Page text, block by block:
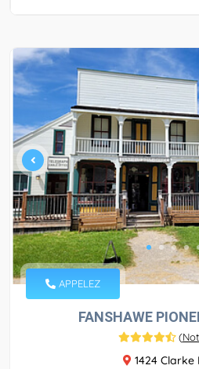
APPELEZ
FANSHAWE
(
1424 Clarke